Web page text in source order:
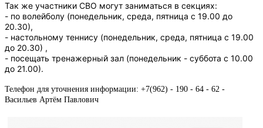
Так же участники СВО могут заниматься в секциях:
- по волейболу (понедельник, среда, пятница с 19.00 до
20.30),
- настольному теннису (понедельник, среда, пятница с 19.00
до 20.30) ,
- посещать тренажерный зал (понедельник - суббота с 10.00
до 21.00).
Телефон для уточнения информации: +7(962) - 190 - 64 - 62 -
Васильев Артём Павлович